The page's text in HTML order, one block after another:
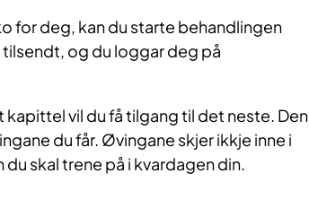
for deg, kan du starte behandlingen
og du loggar deg på
vil du få tilgang til det neste. Den
du får. Øvingane skjer ikkje inne i
skal trene på i kvardagen din.